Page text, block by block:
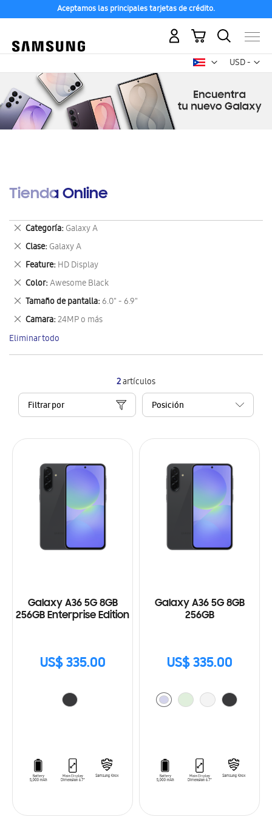
Aceptamos las principales tarjetas de crédito.
USD -
dólar
Mi carrito
Tienda Online
2artículos
Filtrar por
Galaxy A36 5G 8GB
256GB Enterprise Edition
US$ 335.00
Galaxy A36 5G 8GB
256GB
US$ 335.00
Categoría Galaxy A
Eliminar
este
artículo
Clase Galaxy A
Eliminar
este
artículo
Feature HD Display
Eliminar
este
artículo
Color Awesome Black
Eliminar
este
artículo
Tamaño de pantalla 6.0" - 6.9"
Eliminar
este
artículo
Camara 24MP o más
Eliminar
este
artículo
Eliminar todo